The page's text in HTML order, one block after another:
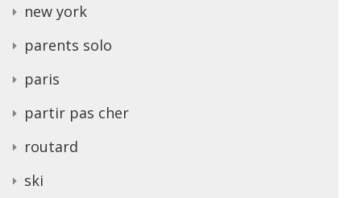
new york
parents solo
paris
partir pas cher
routard
ski